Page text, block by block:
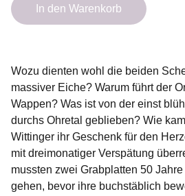
In den Warenkorb
Wozu dienten wohl die beiden
massiver Eiche? Warum führt der
Wappen? Was ist von der einst
durchs Ohretal geblieben? Wie
Wittinger ihr Geschenk für den
mit dreimonatiger Verspätung
mussten zwei Grabplatten 50
gehen, bevor ihre buchstäblich